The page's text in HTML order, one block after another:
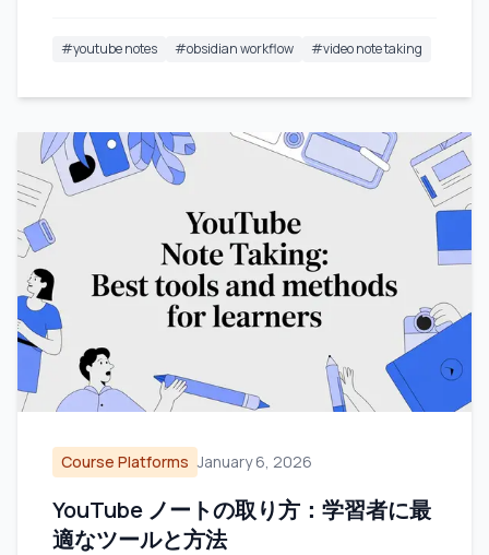
#youtube notes #obsidian workflow #video note taking
Course Platforms January 6, 2026
YouTube ノートの取り方：学習者に最
適なツールと方法